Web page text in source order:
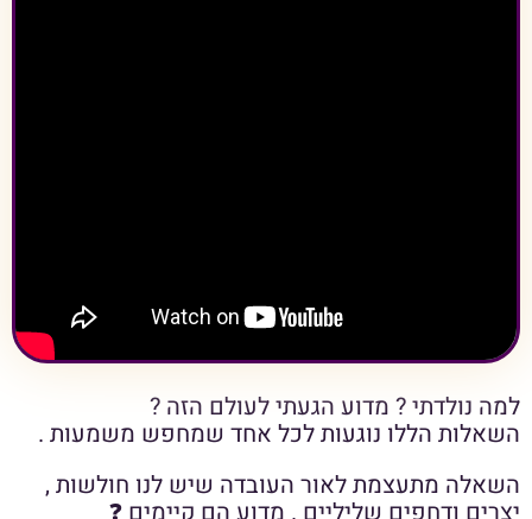
למה נולדתי ? מדוע הגעתי לעולם הזה ?
השאלות הללו נוגעות לכל אחד שמחפש משמעות .
השאלה מתעצמת לאור העובדה שיש לנו חולשות ,